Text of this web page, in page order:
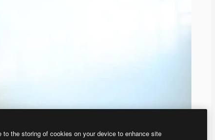
to the storing of cookies on your device to enhance site